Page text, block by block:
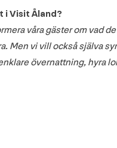
i Visit Åland?
våra gäster om vad
Men vi vill också själva
övernattning, hyra